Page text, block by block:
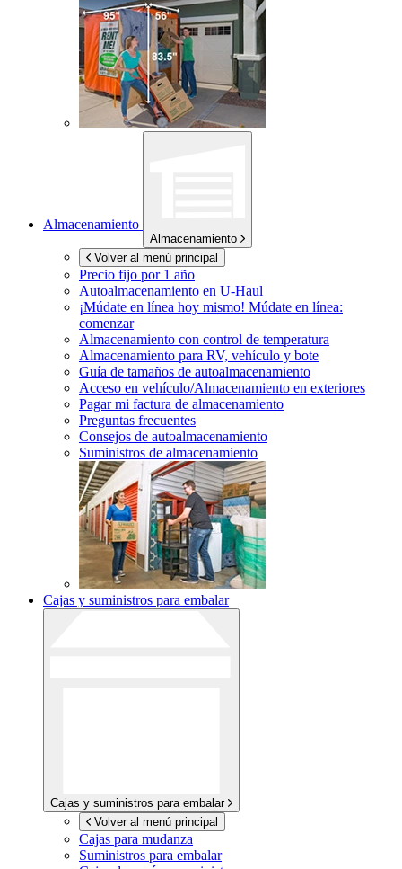
Almacenamiento
Almacenamiento
Volver al menú principal
Precio fijo por 1 año
Autoalmacenamiento en U-Haul
¡Múdate en línea hoy mismo! Múdate en línea:
comenzar
Almacenamiento con control de temperatura
Almacenamiento para RV, vehículo y bote
Guía de tamaños de autoalmacenamiento
Acceso en vehículo/Almacenamiento en exteriores
Pagar mi factura de almacenamiento
Preguntas frecuentes
Consejos de autoalmacenamiento
Suministros de almacenamiento
Cajas y suministros para embalar
Cajas y suministros para embalar
Volver al menú principal
Cajas para mudanza
Suministros para embalar